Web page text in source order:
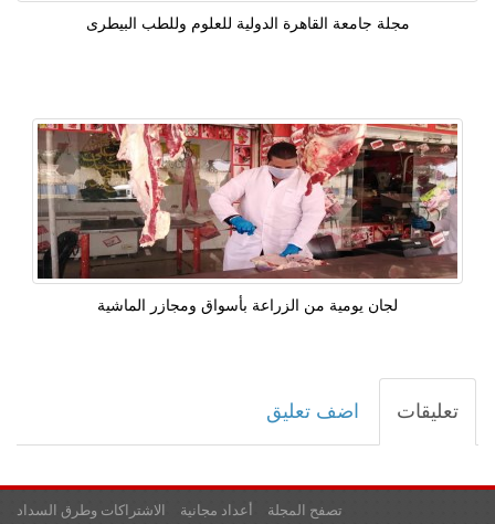
مجلة جامعة القاهرة الدولية للعلوم وللطب البيطرى
لجان يومية من الزراعة بأسواق ومجازر الماشية
تعليقات اضف تعليق
الاشتراكات وطرق السداد أعداد مجانية تصفح المجلة